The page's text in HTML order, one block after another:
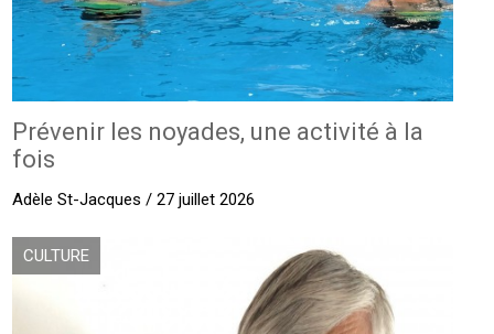
Prévenir les noyades, une activité à la
fois
Adèle St-Jacques / 27 juillet 2026
CULTURE